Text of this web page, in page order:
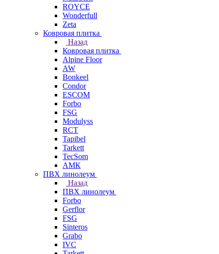
ROYCE
Wonderfull
Zeta
Ковровая плитка
Назад
Ковровая плитка
Alpine Floor
AW
Bonkeel
Condor
ESCOM
Forbo
FSG
Modulyss
RCT
Tapibel
Tarkett
TecSom
АМК
ПВХ линолеум
Назад
ПВХ линолеум
Forbo
Gerflor
FSG
Sinteros
Grabo
IVC